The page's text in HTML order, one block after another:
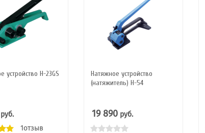
устройство Н-23GS
1отзыв
Натяжное устройство
(натяжитель) Н-54
19 890 руб.